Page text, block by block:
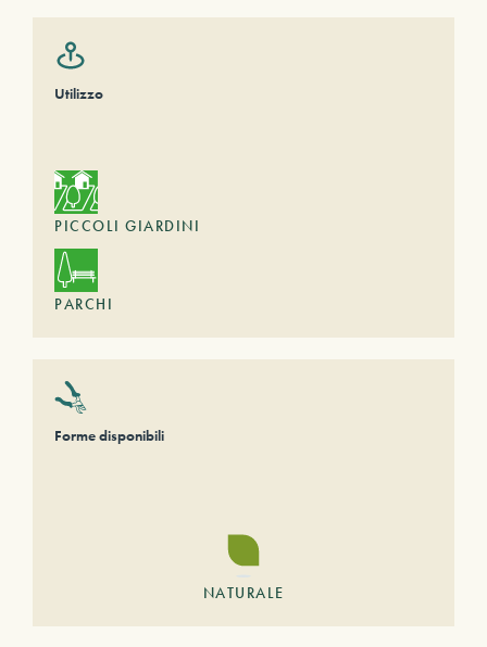
Utilizzo
PICCOLI GIARDINI
PARCHI
Forme disponibili
NATURALE